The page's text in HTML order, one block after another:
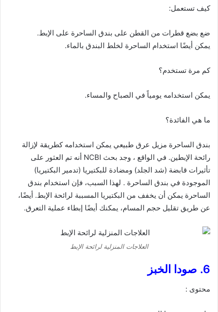
كيف تستعمل:
ضع بضع قطرات من القطن على بندق الساحرة على الإبط.
يمكن أيضًا استخدام الساحرة لخلط البندق بالماء.
كم مرة تستخدم؟
يمكن استخدامه يومياً في الصباح والمساء.
ما هي الفائدة؟
بندق الساحرة مزيل عرق طبيعي يمكن استخدامه كطريقة لإزالة
رائحة الإبطين. في الواقع ، وجد بحث NCBI أنه تم العثور على
تأثيرات قابضة (شد الجلد) ومضادة للبكتيريا (تدمير البكتيريا)
الموجودة في بندق الساحرة . لهذا السبب، فإن استخدام بندق
الساحرة يمكن أن يخفف من البكتيريا المسببة لرائحة الإبط. أيضًا،
عن طريق تقليل حجم المسام، يمكنك أيضًا إبطاء عملية التعرق.
العلاجات المنزلية لرائحة الإبط
6. صودا الخبز
محتوى :